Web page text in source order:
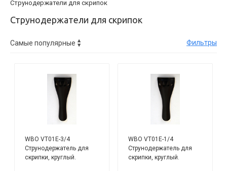
Струнодержатели для скрипок
Струнодержатели для скрипок
Фильтры
WBO VT01E-3/4
Струнодержатель для
скрипки, круглый.
WBO VT01E-1/4
Струнодержатель для
скрипки, круглый.